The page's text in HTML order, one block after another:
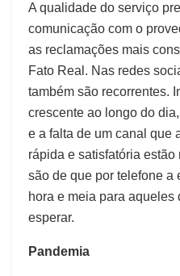
A qualidade do serviço
comunicação com o
as reclamações mais
Fato Real. Nas redes
também são recorrentes.
crescente ao longo do
e a falta de um canal que
rápida e satisfatória
são de que por telefone a
hora e meia para aqueles
esperar.
Pandemia